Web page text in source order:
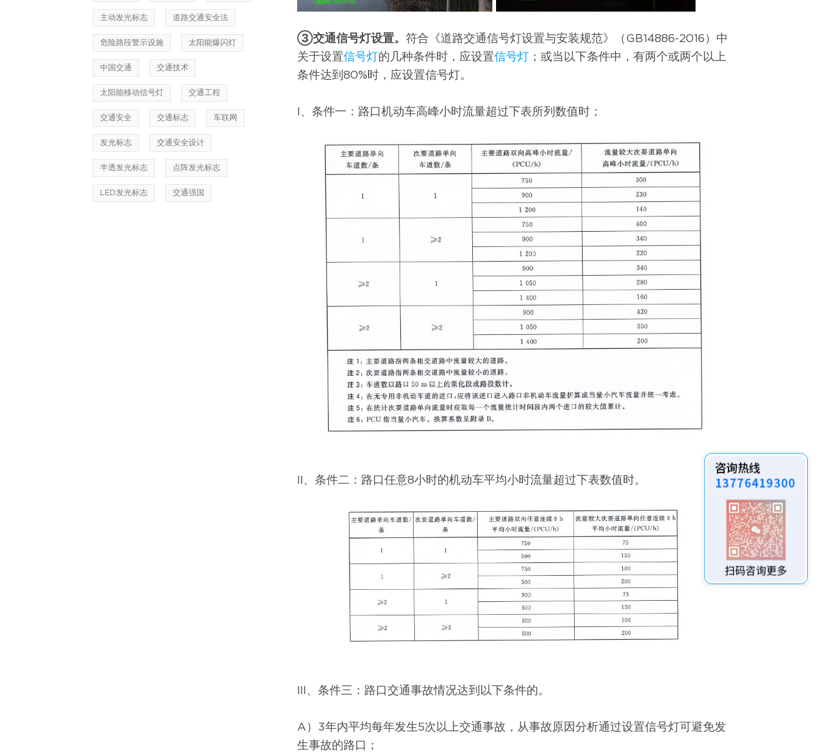
主动发光标志 道路交通安全法
危险路段警示设施 太阳能爆闪灯
中国交通 交通技术
太阳能移动信号灯 交通工程
交通安全 交通标志 车联网
发光标志 交通安全设计
半透发光标志 点阵发光标志
LED发光标志 交通强国
③交通信号灯设置。符合《道路交通信号灯设置与安装规范》（GB14886-2016）中
关于设置信号灯 的几种条件时，应设置信号灯
；或当以下条件中，有两个或两个以上
条件达到80%时，应设置信号灯。
I、条件一：路口机动车高峰小时流量超过下表所列数值时；
II、条件二：路口任意8小时的机动车平均小时流量超过下表数值时。
III、条件三：路口交通事故情况达到以下条件的。
A）3年内平均每年发生5次以上交通事故，从事故原因分析通过设置信号灯可避免发
生事故的路口；